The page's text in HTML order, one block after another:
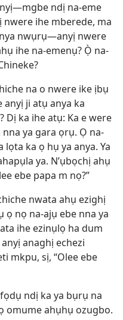
ndị na-eme
ihe mberede, ma
nwụrụ—anyị nwere
ihe na-emenụ? Ọ̀ na-
na o nwere ike ịbụ
anyị ji atụ anya ka
Dị ka ihe atụ: Ka e were
ya gara ọrụ. Ọ na-
ka ọ hụ ya anya. Ya
ya. N’ụbọchị ahụ
ebe papa m nọ?”
nwata ahụ ezighị
ọ nọ na-ajụ ebe nna ya
ihe ezinụlọ ha dum
anaghị echezi
mkpu, sị, “Olee ebe
ndị ka ya bụrụ na
omume ahụhụ ozugbo.